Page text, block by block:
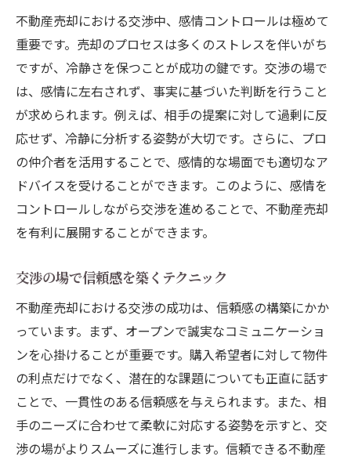
不動産売却における交渉中、感情コントロールは極めて
重要です。売却のプロセスは多くのストレスを伴いがち
ですが、冷静さを保つことが成功の鍵です。交渉の場で
は、感情に左右されず、事実に基づいた判断を行うこと
が求められます。例えば、相手の提案に対して過剰に反
応せず、冷静に分析する姿勢が大切です。さらに、プロ
の仲介者を活用することで、感情的な場面でも適切なア
ドバイスを受けることができます。このように、感情を
コントロールしながら交渉を進めることで、不動産売却
を有利に展開することができます。
交渉の場で信頼感を築くテクニック
不動産売却における交渉の成功は、信頼感の構築にかか
っています。まず、オープンで誠実なコミュニケーショ
ンを心掛けることが重要です。購入希望者に対して物件
の利点だけでなく、潜在的な課題についても正直に話す
ことで、一貫性のある信頼感を与えられます。また、相
手のニーズに合わせて柔軟に対応する姿勢を示すと、交
渉の場がよりスムーズに進行します。信頼できる不動産